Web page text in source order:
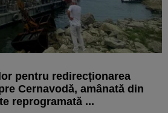
pentru redirecționarea
Cernavodă, amânată din
reprogramată ...